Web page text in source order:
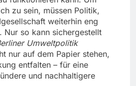
zu sein, müssen Politik,
weiterhin eng
Nur so kann sichergestellt
Umweltpolitik
nur auf dem Papier stehen,
entfalten – für eine
und nachhaltigere